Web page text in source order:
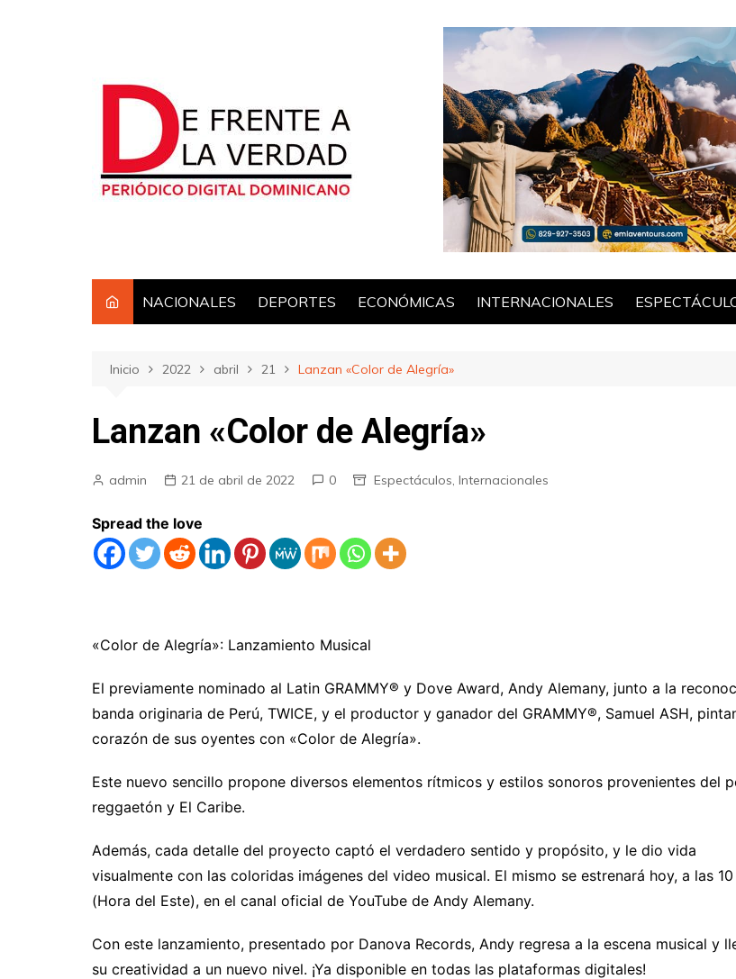
NACIONALES DEPORTES ECONÓMICAS INTERNACIONALES
Inicio 2022 abril 21 Lanzan «Color de Alegría»
Lanzan «Color de Alegría»
admin 21 de abril de 2022 0 Espectáculos, Internacionales
Spread the love
«Color de Alegría»: Lanzamiento Musical
El previamente nominado al Latin GRAMMY® y Dove Award, Andy Alemany, junto a la
banda originaria de Perú, TWICE, y el productor y ganador del GRAMMY®, Samuel ASH,
corazón de sus oyentes con «Color de Alegría».
Este nuevo sencillo propone diversos elementos rítmicos y estilos sonoros provenientes del
reggaetón y El Caribe.
Además, cada detalle del proyecto captó el verdadero sentido y propósito, y le dio vida
visualmente con las coloridas imágenes del video musical. El mismo se estrenará hoy, a las 10
(Hora del Este), en el canal oficial de YouTube de Andy Alemany.
Con este lanzamiento, presentado por Danova Records, Andy regresa a la escena musical y
su creatividad a un nuevo nivel. ¡Ya disponible en todas las plataformas digitales!